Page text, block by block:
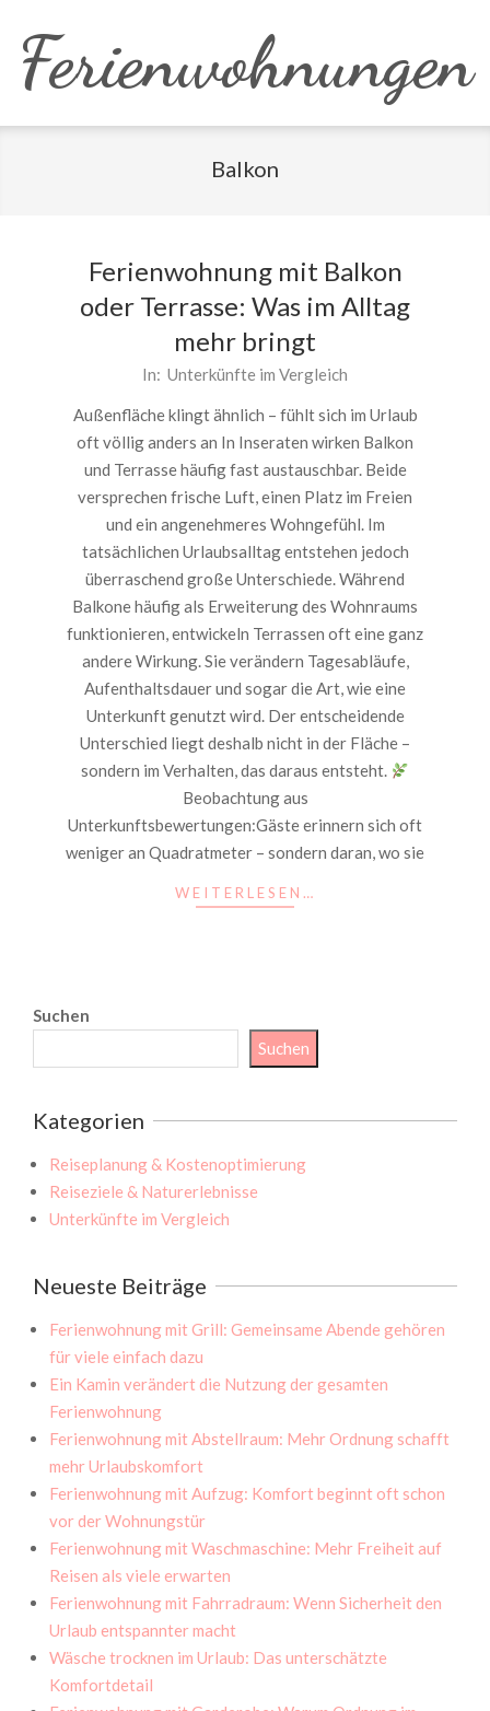
content
Ferienwohnungen
Balkon
Ferienwohnung mit Balkon
oder Terrasse: Was im Alltag
mehr bringt
15
In: Unterkünfte im Vergleich
Außenfläche klingt ähnlich – fühlt sich im Urlaub
oft völlig anders an In Inseraten wirken Balkon
und Terrasse häufig fast austauschbar. Beide
versprechen frische Luft, einen Platz im Freien
und ein angenehmeres Wohngefühl. Im
tatsächlichen Urlaubsalltag entstehen jedoch
überraschend große Unterschiede. Während
Balkone häufig als Erweiterung des Wohnraums
funktionieren, entwickeln Terrassen oft eine ganz
andere Wirkung. Sie verändern Tagesabläufe,
Aufenthaltsdauer und sogar die Art, wie eine
Unterkunft genutzt wird. Der entscheidende
Unterschied liegt deshalb nicht in der Fläche –
sondern im Verhalten, das daraus entsteht.
Beobachtung aus
Unterkunftsbewertungen:Gäste erinnern sich oft
weniger an Quadratmeter – sondern daran, wo sie
WEITERLESEN…
Suchen
Suchen
Kategorien
Reiseplanung & Kostenoptimierung
Reiseziele & Naturerlebnisse
Unterkünfte im Vergleich
Neueste Beiträge
Ferienwohnung mit Grill: Gemeinsame Abende gehören
für viele einfach dazu
Ein Kamin verändert die Nutzung der gesamten
Ferienwohnung
Ferienwohnung mit Abstellraum: Mehr Ordnung schafft
mehr Urlaubskomfort
Ferienwohnung mit Aufzug: Komfort beginnt oft schon
vor der Wohnungstür
Ferienwohnung mit Waschmaschine: Mehr Freiheit auf
Reisen als viele erwarten
Ferienwohnung mit Fahrradraum: Wenn Sicherheit den
Urlaub entspannter macht
Wäsche trocknen im Urlaub: Das unterschätzte
Komfortdetail